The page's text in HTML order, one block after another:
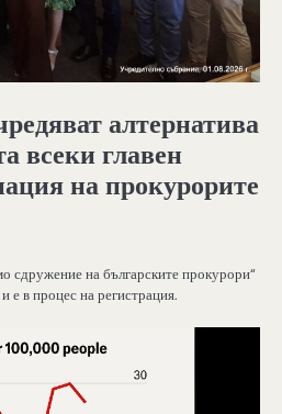
алтернатива
всеки главен
на прокурорите
сдружение на българските прокурори“
е в процес на регистрация.